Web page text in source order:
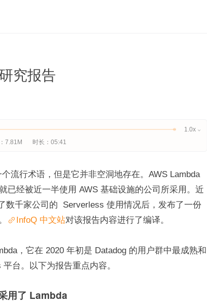
究报告
1.0x 
7.81M 时长：05:41
流行术语，但是它并非空洞地存在。AWS Lambda
已经被近一半使用 AWS 基础设施的公司所采用。近
数千家公司的  Serverless 使用情况后，发布了一份
InfoQ 中文站对该报告内容进行了编译。
，它在 2020 年初是 Datadog 的用户群中最成熟和
台。以下为报告重点内容。
用了 Lambda